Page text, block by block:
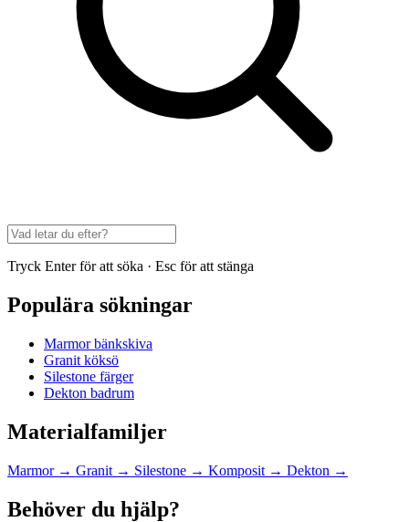
Tryck Enter för att söka · Esc för att stänga
Populära sökningar
Marmor bänkskiva
Granit köksö
Silestone färger
Dekton badrum
Materialfamiljer
Marmor → Granit → Silestone → Komposit → Dekton →
Behöver du hjälp?